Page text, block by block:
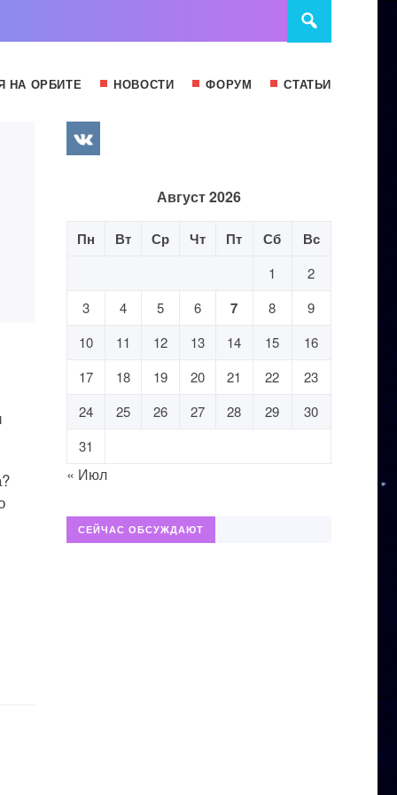
НА ОРБИТЕ НОВОСТИ ФОРУМ СТАТЬИ
Август 2026
Пн Вт Ср Чт Пт Сб Вс
1
2
3
4 5 6 7 8
9
10
11 12 13 14 15
16
17
18 19 20 21 22
23
24
25 26 27 28 29
30
31
« Июл
СЕЙЧАС ОБСУЖДАЮТ